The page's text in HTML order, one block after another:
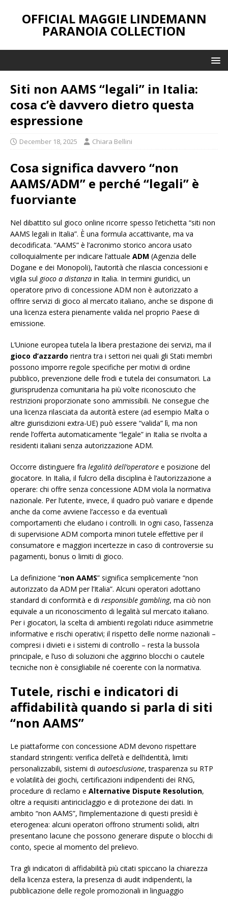
OFFICIAL MAGGIE LINDEMANN
PARANOIA COLLECTION
Siti non AAMS “legali” in Italia:
cosa c’è davvero dietro questa
espressione
December 18, 2025 Chiara Bellini
Cosa significa davvero “non
AAMS/ADM” e perché “legali” è
fuorviante
Nel dibattito sul gioco online ricorre spesso l’etichetta “siti non
AAMS legali in Italia”. È una formula accattivante, ma va
decodificata. “AAMS” è l’acronimo storico ancora usato
colloquialmente per indicare l’attuale ADM (Agenzia delle
Dogane e dei Monopoli), l’autorità che rilascia concessioni e
vigila sul gioco a distanza in Italia. In termini giuridici, un
operatore privo di concessione ADM non è autorizzato a
offrire servizi di gioco al mercato italiano, anche se dispone di
una licenza estera pienamente valida nel proprio Paese di
emissione.
L’Unione europea tutela la libera prestazione dei servizi, ma il
gioco d’azzardo rientra tra i settori nei quali gli Stati membri
possono imporre regole specifiche per motivi di ordine
pubblico, prevenzione delle frodi e tutela dei consumatori. La
giurisprudenza comunitaria ha più volte riconosciuto che
restrizioni proporzionate sono ammissibili. Ne consegue che
una licenza rilasciata da autorità estere (ad esempio Malta o
altre giurisdizioni extra-UE) può essere “valida” lì, ma non
rende l’offerta automaticamente “legale” in Italia se rivolta a
residenti italiani senza autorizzazione ADM.
Occorre distinguere fra legalità dell’operatore e posizione del
giocatore. In Italia, il fulcro della disciplina è l’autorizzazione a
operare: chi offre senza concessione ADM viola la normativa
nazionale. Per l’utente, invece, il quadro può variare e dipende
anche da come avviene l’accesso e da eventuali
comportamenti che eludano i controlli. In ogni caso, l’assenza
di supervisione ADM comporta minori tutele effettive per il
consumatore e maggiori incertezze in caso di controversie su
pagamenti, bonus o limiti di gioco.
La definizione “non AAMS” significa semplicemente “non
autorizzato da ADM per l’Italia”. Alcuni operatori adottano
standard di conformità e di responsible gambling, ma ciò non
equivale a un riconoscimento di legalità sul mercato italiano.
Per i giocatori, la scelta di ambienti regolati riduce asimmetrie
informative e rischi operativi; il rispetto delle norme nazionali –
compresi i divieti e i sistemi di controllo – resta la bussola
principale, e l’uso di soluzioni che aggirino blocchi o cautele
tecniche non è consigliabile né coerente con la normativa.
Tutele, rischi e indicatori di
affidabilità quando si parla di siti
“non AAMS”
Le piattaforme con concessione ADM devono rispettare
standard stringenti: verifica dell’età e dell’identità, limiti
personalizzabili, sistemi di autoesclusione, trasparenza su RTP
e volatilità dei giochi, certificazioni indipendenti dei RNG,
procedure di reclamo e Alternative Dispute Resolution,
oltre a requisiti antiriciclaggio e di protezione dei dati. In
ambito “non AAMS”, l’implementazione di questi presìdi è
eterogenea: alcuni operatori offrono strumenti solidi, altri
presentano lacune che possono generare dispute o blocchi di
conto, specie al momento del prelievo.
Tra gli indicatori di affidabilità più citati spiccano la chiarezza
della licenza estera, la presenza di audit indipendenti, la
pubblicazione delle regole promozionali in linguaggio